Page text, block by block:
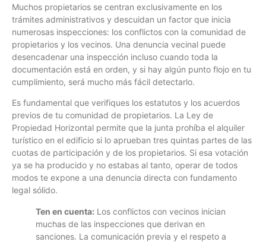
Muchos propietarios se centran exclusivamente en los
trámites administrativos y descuidan un factor que inicia
numerosas inspecciones: los conflictos con la comunidad de
propietarios y los vecinos. Una denuncia vecinal puede
desencadenar una inspección incluso cuando toda la
documentación está en orden, y si hay algún punto flojo en tu
cumplimiento, será mucho más fácil detectarlo.
Es fundamental que verifiques los estatutos y los acuerdos
previos de tu comunidad de propietarios. La Ley de
Propiedad Horizontal permite que la junta prohíba el alquiler
turístico en el edificio si lo aprueban tres quintas partes de las
cuotas de participación y de los propietarios. Si esa votación
ya se ha producido y no estabas al tanto, operar de todos
modos te expone a una denuncia directa con fundamento
legal sólido.
Ten en cuenta: Los conflictos con vecinos inician
muchas de las inspecciones que derivan en
sanciones. La comunicación previa y el respeto a